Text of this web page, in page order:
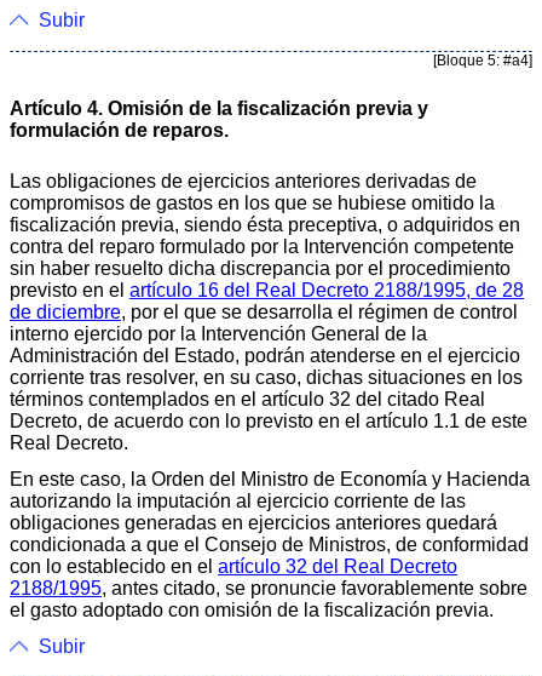
Subir
[Bloque 5: #a4]
Artículo 4. Omisión de la fiscalización previa y
formulación de reparos.
Las obligaciones de ejercicios anteriores derivadas de
compromisos de gastos en los que se hubiese omitido la
fiscalización previa, siendo ésta preceptiva, o adquiridos en
contra del reparo formulado por la Intervención competente
sin haber resuelto dicha discrepancia por el procedimiento
previsto en el artículo 16 del Real Decreto 2188/1995, de 28
de diciembre, por el que se desarrolla el régimen de control
interno ejercido por la Intervención General de la
Administración del Estado, podrán atenderse en el ejercicio
corriente tras resolver, en su caso, dichas situaciones en los
términos contemplados en el artículo 32 del citado Real
Decreto, de acuerdo con lo previsto en el artículo 1.1 de este
Real Decreto.
En este caso, la Orden del Ministro de Economía y Hacienda
autorizando la imputación al ejercicio corriente de las
obligaciones generadas en ejercicios anteriores quedará
condicionada a que el Consejo de Ministros, de conformidad
con lo establecido en el artículo 32 del Real Decreto
2188/1995, antes citado, se pronuncie favorablemente sobre
el gasto adoptado con omisión de la fiscalización previa.
Subir